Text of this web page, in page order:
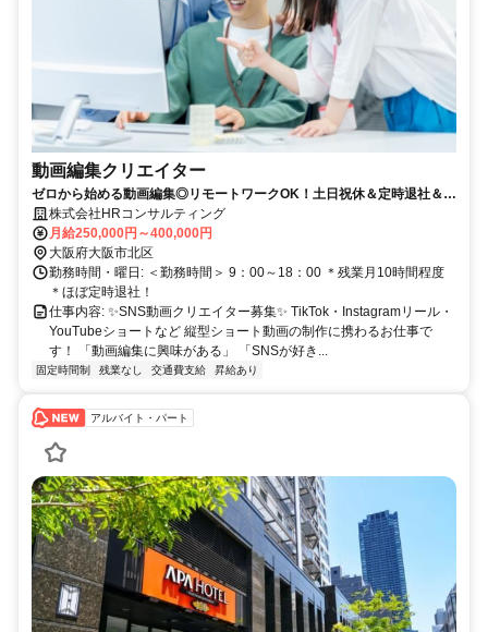
動画編集クリエイター
ゼロから始める動画編集◎リモートワークOK！土日祝休＆定時退社＆安
定収入✨
株式会社HRコンサルティング
月給250,000円～400,000円
大阪府大阪市北区
勤務時間・曜日: ＜勤務時間＞ 9：00～18：00 ＊残業月10時間程度
＊ほぼ定時退社！
仕事内容: ✨SNS動画クリエイター募集✨ TikTok・Instagramリール・
YouTubeショートなど 縦型ショート動画の制作に携わるお仕事で
す！ 「動画編集に興味がある」 「SNSが好き...
固定時間制 残業なし 交通費支給 昇給あり
アルバイト・パート